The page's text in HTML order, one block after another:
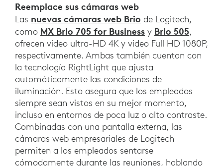
Reemplace sus cámaras web
Las nuevas cámaras web Brio de Logitech,
como MX Brio 705 for Business y Brio 505,
ofrecen video ultra-HD 4K y video Full HD 1080P,
respectivamente. Ambas también cuentan con
la tecnología RightLight que ajusta
automáticamente las condiciones de
iluminación. Esto asegura que los empleados
siempre sean vistos en su mejor momento,
incluso en entornos de poca luz o alto contraste.
Combinadas con una pantalla externa, las
cámaras web empresariales de Logitech
permiten a los empleados sentarse
cómodamente durante las reuniones, hablando